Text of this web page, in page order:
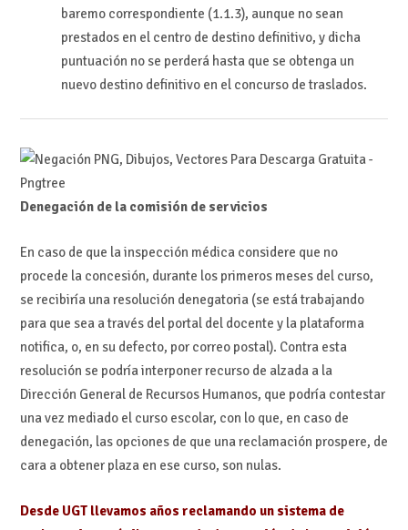
baremo correspondiente (1.1.3), aunque no sean
prestados en el centro de destino definitivo, y dicha
puntuación no se perderá hasta que se obtenga un
nuevo destino definitivo en el concurso de traslados.
Denegación de la comisión de servicios
En caso de que la inspección médica considere que no
procede la concesión, durante los primeros meses del curso,
se recibiría una resolución denegatoria (se está trabajando
para que sea a través del portal del docente y la plataforma
notifica, o, en su defecto, por correo postal). Contra esta
resolución se podría interponer recurso de alzada a la
Dirección General de Recursos Humanos, que podría contestar
una vez mediado el curso escolar, con lo que, en caso de
denegación, las opciones de que una reclamación prospere, de
cara a obtener plaza en ese curso, son nulas.
Desde UGT llevamos años reclamando un sistema de